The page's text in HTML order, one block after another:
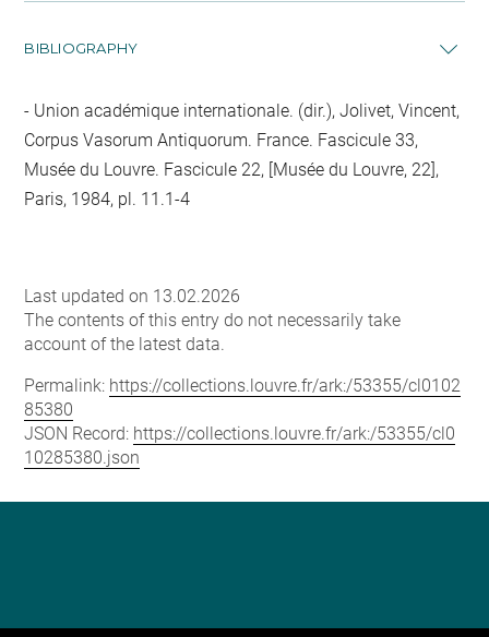
BIBLIOGRAPHY
Union académique internationale. (dir.), Jolivet, Vincent,
Corpus Vasorum Antiquorum. France. Fascicule 33,
Musée du Louvre. Fascicule 22, [Musée du Louvre, 22],
Paris, 1984, pl. 11.1-4
Last updated on 13.02.2026
The contents of this entry do not necessarily take
account of the latest data.
Permalink: https://collections.louvre.fr/ark:/53355/cl0102
85380
JSON Record: https://collections.louvre.fr/ark:/53355/cl0
10285380.json